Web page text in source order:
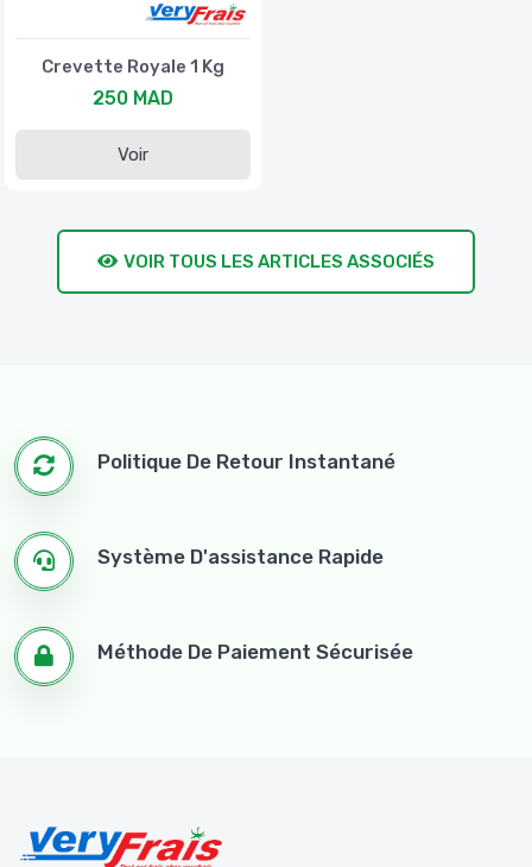
Crevette Royale 1 Kg
250 MAD
Voir
VOIR TOUS LES ARTICLES ASSOCIÉS
Politique De Retour Instantané
Système D'assistance Rapide
Méthode De Paiement Sécurisée